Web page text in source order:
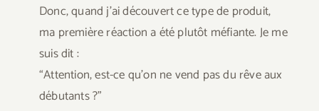
Donc, quand j’ai découvert ce type de produit,
ma première réaction a été plutôt méfiante. Je me
suis dit :
“Attention, est-ce qu’on ne vend pas du rêve aux
débutants ?”